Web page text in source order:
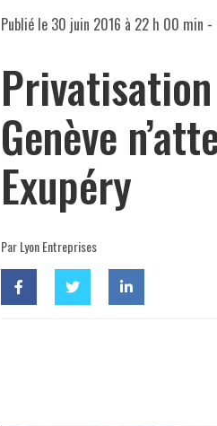
Publié le 30 juin 2016 à 22 h 00 min -
Genève
Exupéry
Par Lyon Entreprises